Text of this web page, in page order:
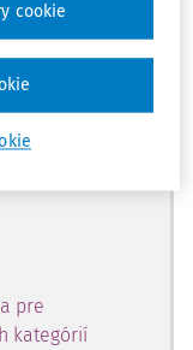
10 dní
aj k
pre
kategórií
cookie